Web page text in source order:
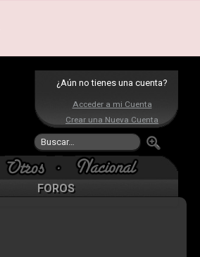
¿Aún no tienes una cuenta?
Acceder a mi Cuenta
Crear una Nueva Cuenta
FOROS